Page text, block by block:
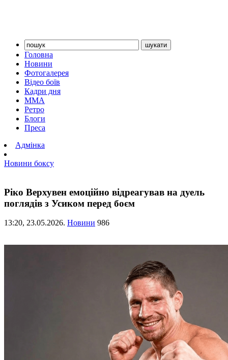
Головна
Новини
Фотогалерея
Відео боїв
Кадри дня
ММА
Ретро
Блоги
Преса
Адмінка
Новини боксу
Ріко Верхувен емоційно відреагував на дуель
поглядів з Усиком перед боєм
13:20, 23.05.2026. Новини 986